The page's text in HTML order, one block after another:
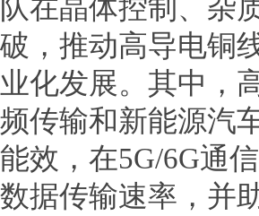
队在晶体控制、杂
破，推动高导电铜
业化发展。其中，
频传输和新能源汽
能效，在5G/6G通
数据传输速率，并